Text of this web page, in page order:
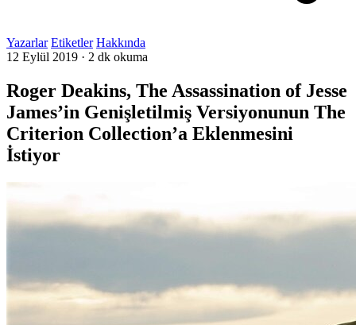
Yazarlar Etiketler Hakkında
12 Eylül 2019 · 2 dk okuma
Roger Deakins, The Assassination of Jesse
James’in Genişletilmiş Versiyonunun The
Criterion Collection’a Eklenmesini
İstiyor